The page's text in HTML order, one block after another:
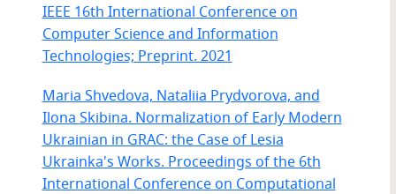
IEEE 16th International Conference on
Computer Science and Information
Technologies; Preprint. 2021
Maria Shvedova, Nataliia Prydvorova, and
Ilona Skibina. Normalization of Early Modern
Ukrainian in GRAC: the Case of Lesia
Ukrainka's Works. Proceedings of the 6th
International Conference on Computational